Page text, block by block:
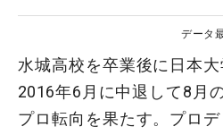
データ
水城高校を卒業後に日本
2016年6月に中退して8月
プロ転向を果たす。プロ